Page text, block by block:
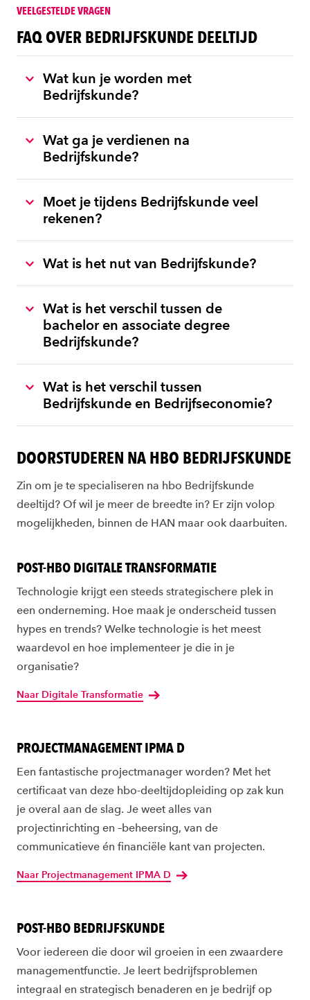
VEELGESTELDE VRAGEN
FAQ OVER BEDRIJFSKUNDE DEELTIJD
Wat kun je worden met
Bedrijfskunde?
Wat ga je verdienen na
Bedrijfskunde?
Moet je tijdens Bedrijfskunde veel
rekenen?
Wat is het nut van Bedrijfskunde?
Wat is het verschil tussen de
bachelor en associate degree
Bedrijfskunde?
Wat is het verschil tussen
Bedrijfskunde en Bedrijfseconomie?
DOORSTUDEREN NA HBO BEDRIJFSKUNDE
Zin om je te specialiseren na hbo Bedrijfskunde
deeltijd? Of wil je meer de breedte in? Er zijn volop
mogelijkheden, binnen de HAN maar ook daarbuiten.
POST-HBO DIGITALE TRANSFORMATIE
Technologie krijgt een steeds strategischere plek in
een onderneming. Hoe maak je onderscheid tussen
hypes en trends? Welke technologie is het meest
waardevol en hoe implementeer je die in je
organisatie?
Naar Digitale Transformatie
PROJECTMANAGEMENT IPMA D
Een fantastische projectmanager worden? Met het
certificaat van deze hbo-deeltijdopleiding op zak kun
je overal aan de slag. Je weet alles van
projectinrichting en –beheersing, van de
communicatieve én financiële kant van projecten.
Naar Projectmanagement IPMA D
POST-HBO BEDRIJFSKUNDE
Voor iedereen die door wil groeien in een zwaardere
managementfunctie. Je leert bedrijfsproblemen
integraal en strategisch benaderen en je bedrijf op